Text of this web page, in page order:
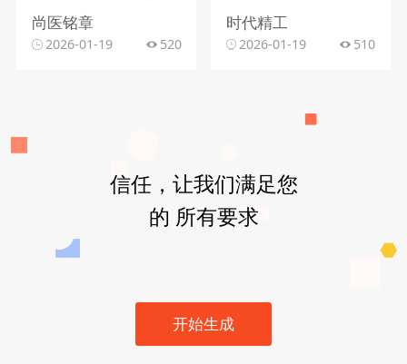
尚医铭章
2026-01-19 520
时代精工
2026-01-19 510
信任，让我们满足您
的 所有要求
开始生成